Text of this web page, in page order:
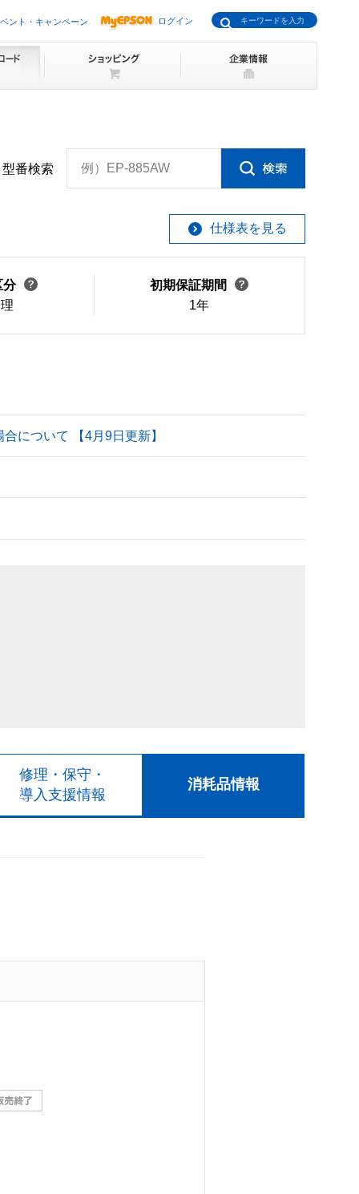
ント・キャンペーン ログイン
型番検索 例）EP-885AW
仕様表を見る
分
初期保証期間
1年
について 【4月9日更新】
修理・保守・
導入支援情報
消耗品情報